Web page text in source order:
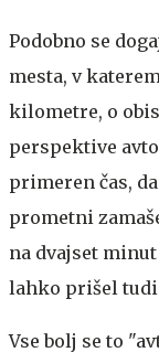
Podobno se
mesta, v
kilometre, o
perspektive
primeren čas,
prometni
na dvajset
lahko prišel tudi
Vse bolj se to